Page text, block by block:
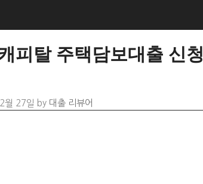
피탈 주택담보대출 신
월 27일 by 대출 리뷰어